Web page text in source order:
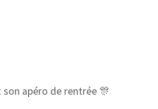
son apéro de rentrée 🎊